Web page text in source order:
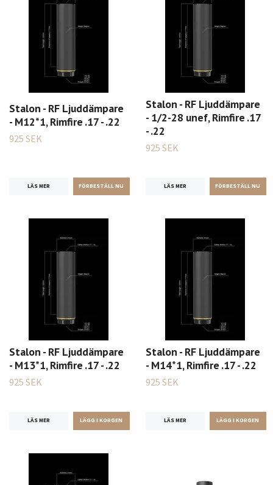
Stalon - RF Ljuddämpare
- M12*1, Rimfire .17 - .22
925 SEK
LÄS MER
Stalon - RF Ljuddämpare
- 1/2-28 unef, Rimfire .17
- .22
925 SEK
LÄS MER
Stalon - RF Ljuddämpare
- M13*1, Rimfire .17 - .22
925 SEK
LÄS MER
Stalon - RF Ljuddämpare
- M14*1, Rimfire .17 - .22
925 SEK
LÄS MER